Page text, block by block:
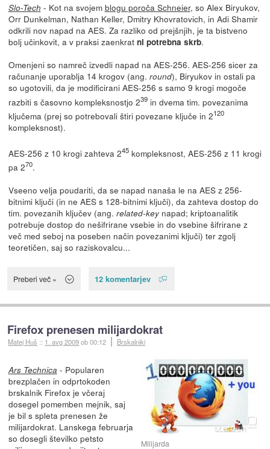
Slo-Tech - Kot na svojem blogu poroča Schneier, so Alex Biryukov,
Orr Dunkelman, Nathan Keller, Dmitry Khovratovich, in Adi Shamir
odkrili nov napad na AES. Za razliko od prejšnjih, je ta bistveno
bolj učinkovit, a v praksi zaenkrat ni potrebna skrb.
Omenjeni so namreč izvedli napad na AES-256. AES-256 sicer za
računanje uporablja 14 krogov (ang. round), Biryukov in ostali pa
so ugotovili, da je modificirani AES-256 s samo 9 krogi mogoče
razbiti s časovno kompleksnostjo 239in dvema tim. povezanima
ključema (prej so potrebovali štiri povezane ključe in 2120
kompleksnost).
AES-256 z 10 krogi zahteva 245kompleksnost, AES-256 z 11 krogi
pa 270.
Vseeno velja poudariti, da se napad nanaša le na AES z 256-
bitnimi ključi (in ne AES s 128-bitnimi ključi), da zahteva dostop do
tim. povezanih ključev (ang. related-keynapad; kriptoanalitik
potrebuje dostop do nešifrirane vsebie in do vsebine šifrirane z
več med seboj na poseben način povezanimi ključi) ter zgolj
teoretičen, saj so raziskovalcu...
Preberi več » 12 komentarjev
Firefox prenesen milijardokrat
Matej Huš :: 1. avg 2009ob 00:12 Brskalniki
Milijarda
Ars Technica - Popularen
brezplačen in odprtokoden
brskalnik Firefox je včeraj
dosegel pomemben mejnik, saj
je bil s spleta prenesen že
milijardokrat. Lanskega februarja
so dosegli številko petsto